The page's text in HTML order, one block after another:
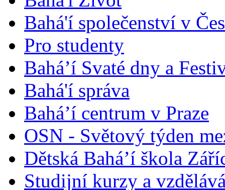
Bahá'í společenství v
Pro studenty
Bahá’í Svaté dny a
Bahá'í správa
Bahá’í centrum v Praze
OSN - Světový týden
Dětská Bahá’í škola
Studijní kurzy a